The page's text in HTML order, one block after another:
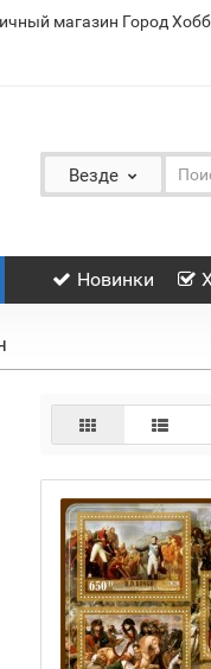
магазин Город
Везде
Новинки